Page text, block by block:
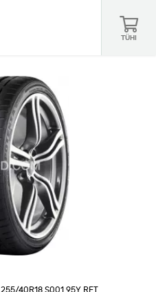
TÜHI
255/40R18 S001 95Y RFT